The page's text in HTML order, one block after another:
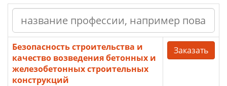
Безопасность строительства и
качество возведения бетонных и
железобетонных строительных
конструкций
Заказать